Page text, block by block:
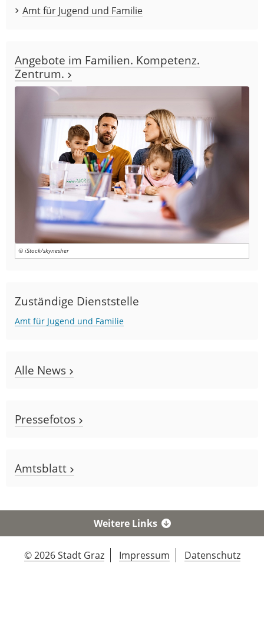
Amt für Jugend und Familie
Angebote im Familien. Kompetenz.
Zentrum.
© iStock/skynesher
Zuständige Dienststelle
Amt für Jugend und Familie
Alle News
Pressefotos
Amtsblatt
Weitere Links
© 2026 Stadt Graz Impressum Datenschutz